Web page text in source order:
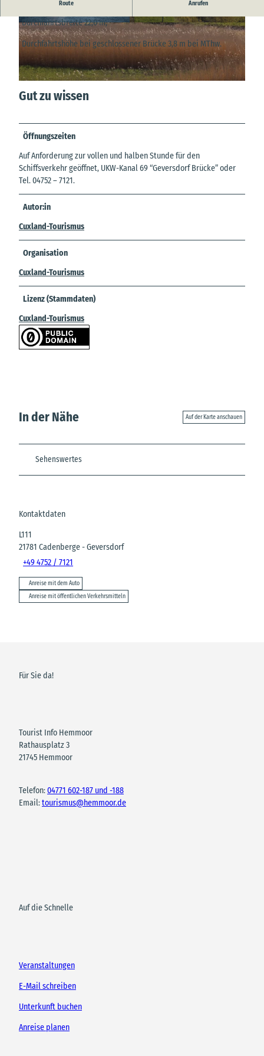
© Michael Johnen | CC-BY © A.Bruening |CC-BY
Route Anrufen
Die Klappbrücke Geversdorf führt die L111 über die Oste
Durchfahrtsbreite 22,0 m,
Durchfahrtshöhe bei geschlossener Brücke 3,8 m bei MThw.
Gut zu wissen
Öffnungszeiten
Auf Anforderung zur vollen und halben Stunde für den
Schiffsverkehr geöffnet, UKW-Kanal 69 “Geversdorf Brücke” oder
Tel. 04752 – 7121.
Autor:in
Cuxland-Tourismus
Organisation
Cuxland-Tourismus
Lizenz (Stammdaten)
Cuxland-Tourismus
In der Nähe Auf der Karte anschauen
Sehenswertes
Kontaktdaten
L111
21781 Cadenberge- Geversdorf
+49 4752 / 7121
Anreise mit dem Auto
Anreise mit öffentlichen Verkehrsmitteln
Für Sie da!
Tourist Info Hemmoor
Rathausplatz 3
21745 Hemmoor
Telefon:04771 602-187 und -188
Email:tourismus@hemmoor.de
Auf die Schnelle
Veranstaltungen
E-Mail schreiben
Unterkunft buchen
Anreise planen